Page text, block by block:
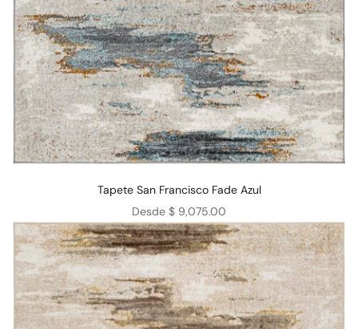
Tapete San Francisco Fade Azul
Precio de oferta
Desde $ 9,075.00